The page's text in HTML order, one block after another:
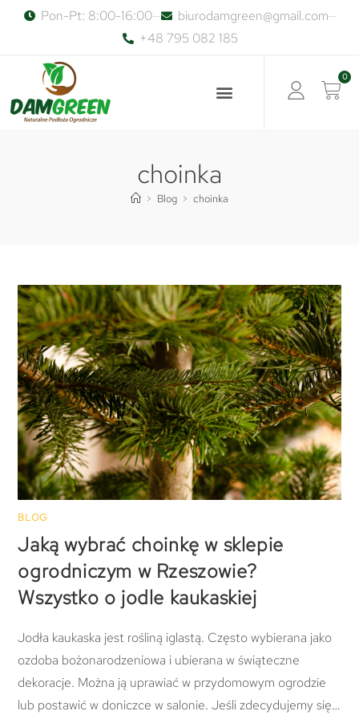
Pon-Pt: 8:00-16:00
biurodamgreen@gmail.com
+48 795 082 185
0
choinka
> Blog > choinka
BLOG
Jaką wybrać choinkę w sklepie
ogrodniczym w Rzeszowie?
Wszystko o jodle kaukaskiej
Jodła kaukaska jest rośliną iglastą. Często wybierana jako
ozdoba bożonarodzeniowa i ubierana w świąteczne
dekoracje. Można ją uprawiać w przydomowym ogrodzie
lub postawić w doniczce w salonie. Jeśli zdecydujemy się…